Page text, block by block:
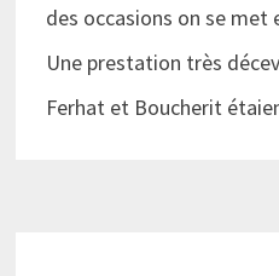
des occasions on se met
Une prestation très
Ferhat et Boucherit